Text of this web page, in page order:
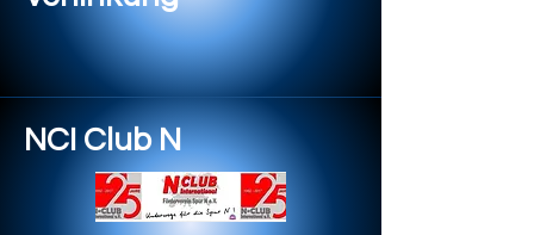
NCI Club N